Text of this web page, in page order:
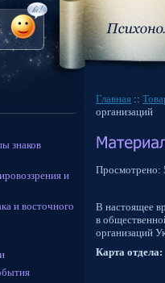
знаков
и
и восточного
Главная ::
организаций
Просмотрено:
В настоящее
в
организаций
Карта отдела: